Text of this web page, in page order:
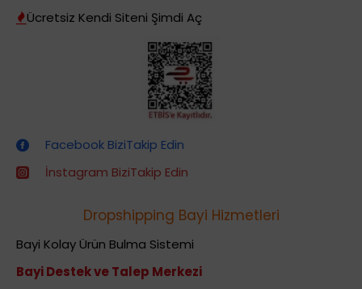
Ücretsiz Kendi Siteni Şimdi Aç
Facebook BiziTakip Edin
İnstagram BiziTakip Edin
Dropshipping Bayi Hizmetleri
Bayi Kolay Ürün Bulma Sistemi
Bayi Destek ve Talep Merkezi